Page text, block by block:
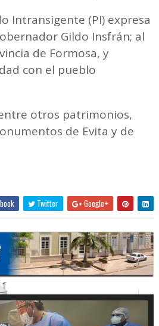
Intransigente (PI) expresa
Gildo Insfrán; al
de Formosa, y
con el pueblo
otros patrimonios,
de Evita y de
Twitter Google+